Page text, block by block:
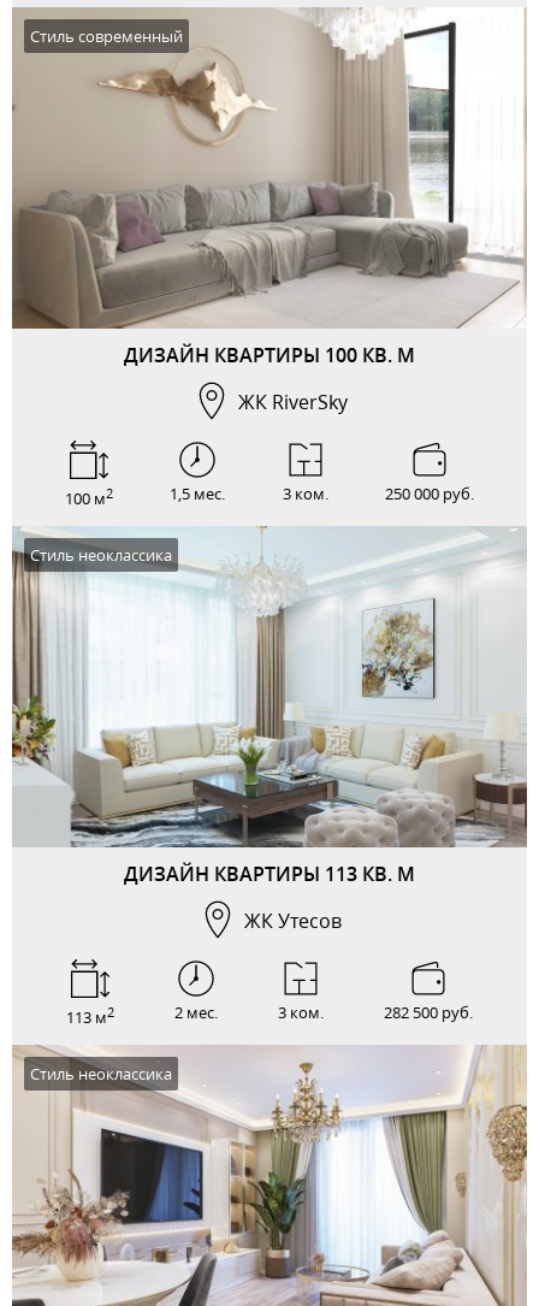
ДИЗАЙН КВАРТИРЫ 100 КВ. М
ЖК RiverSky
Стиль современный
100 м2 1,5 мес. 3 ком. 250 000 руб.
ДИЗАЙН КВАРТИРЫ 113 КВ. М
ЖК Утесов
Стиль неоклассика
113 м2 2 мес. 3 ком. 282 500 руб.
Стиль неоклассика